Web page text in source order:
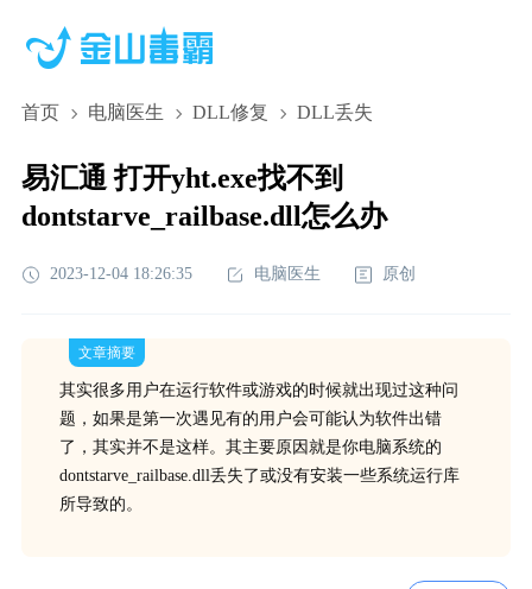
首页 电脑医生 DLL修复 DLL丢失
易汇通 打开yht.exe找不到
dontstarve_railbase.dll怎么办
2023-12-04 18:26:35 电脑医生 原创
文章摘要
其实很多用户在运行软件或游戏的时候就出现过这种问
题，如果是第一次遇见有的用户会可能认为软件出错
了，其实并不是这样。其主要原因就是你电脑系统的
dontstarve_railbase.dll丢失了或没有安装一些系统运行库
所导致的。